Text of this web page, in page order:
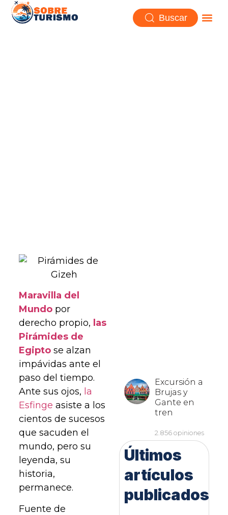
Buscar
Maravilla del
Mundo por
derecho propio, las
Pirámides de
Egipto se alzan
impávidas ante el
paso del tiempo.
Ante sus ojos, la
Esfinge asiste a los
cientos de sucesos
que sacuden el
mundo, pero su
leyenda, su
historia,
permanece.
Fuente de
Últimos
artículos
publicados